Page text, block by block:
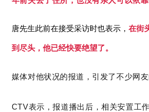
唐先生此前在接受采访时也表示， 在街
到尽头，他已经快要绝望了。
媒体对他状况的报道，引发了不少网友
CTV表示，报道播出后，相关安置工